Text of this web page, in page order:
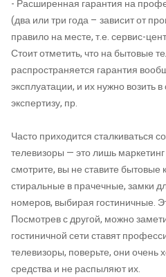
- Расширенная гарантия на
(два или три года – зависит от
правило на месте, т.е. сервис-
Стоит отметить, что на бытовые
распространяется гарантия
эксплуатации, и их нужно возить
экспертизу, пр.
Часто приходится сталкиваться
телевизоры — это лишь
смотрите, вы не ставите
стиральные в прачечные, замки
номеров, выбирая гостиничные.
Посмотрев с другой, можно
гостиничной сети ставят
телевизоры, поверьте, они очень
средства и не распыляют их.